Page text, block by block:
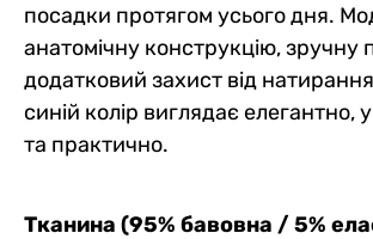
посадки протягом усього дня.
анатомічну конструкцію, зручну
додатковий захист від
синій колір виглядає елегантно,
та практично.
Тканина (95% бавовна / 5%